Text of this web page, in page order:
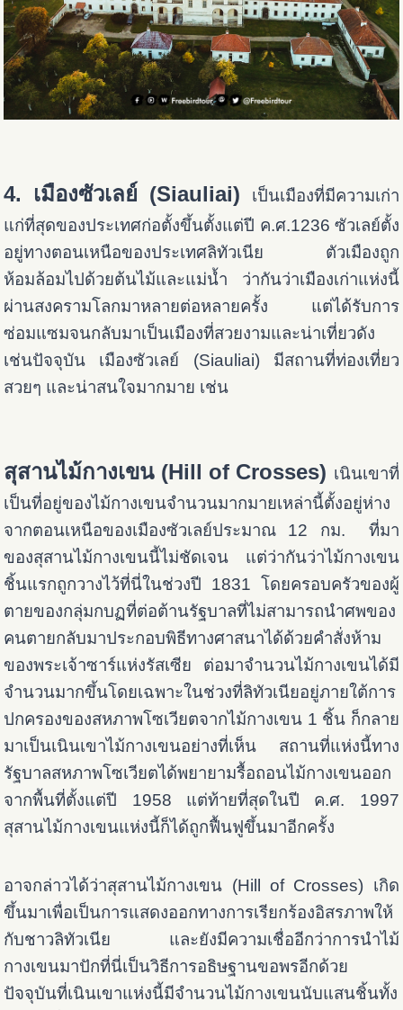
4. เมืองซัวเลย์ (Siauliai) เป็นเมืองที่มีความเก่า
แก่ที่สุดของประเทศก่อตั้งขึ้นตั้งแต่ปี ค.ศ.1236 ซัวเลย์ตั้ง
อยู่ทางตอนเหนือของประเทศลิทัวเนีย ตัวเมืองถูก
ห้อมล้อมไปด้วยต้นไม้และแม่น้ำ ว่ากันว่าเมืองเก่าแห่งนี้
ผ่านสงครามโลกมาหลายต่อหลายครั้ง แต่ได้รับการ
ซ่อมแซมจนกลับมาเป็นเมืองที่สวยงามและน่าเที่ยวดัง
เช่นปัจจุบัน เมืองซัวเลย์ (Siauliai) มีสถานที่ท่องเที่ยว
สวยๆ และน่าสนใจมากมาย เช่น
สุสานไม้กางเขน (Hill of Crosses) เนินเขาที่
เป็นที่อยู่ของไม้กางเขนจำนวนมากมายเหล่านี้ตั้งอยู่ห่าง
จากตอนเหนือของเมืองซัวเลย์ประมาณ 12 กม. ที่มา
ของสุสานไม้กางเขนนี้ไม่ชัดเจน แต่ว่ากันว่าไม้กางเขน
ชิ้นแรกถูกวางไว้ที่นี่ในช่วงปี 1831 โดยครอบครัวของผู้
ตายของกลุ่มกบฏที่ต่อต้านรัฐบาลที่ไม่สามารถนำศพของ
คนตายกลับมาประกอบพิธีทางศาสนาได้ด้วยคำสั่งห้าม
ของพระเจ้าซาร์แห่งรัสเซีย ต่อมาจำนวนไม้กางเขนได้มี
จำนวนมากขึ้นโดยเฉพาะในช่วงที่ลิทัวเนียอยู่ภายใต้การ
ปกครองของสหภาพโซเวียตจากไม้กางเขน 1 ชิ้น ก็กลาย
มาเป็นเนินเขาไม้กางเขนอย่างที่เห็น สถานที่แห่งนี้ทาง
รัฐบาลสหภาพโซเวียตได้พยายามรื้อถอนไม้กางเขนออก
จากพื้นที่ตั้งแต่ปี 1958 แต่ท้ายที่สุดในปี ค.ศ. 1997
สุสานไม้กางเขนแห่งนี้ก็ได้ถูกฟื้นฟูขึ้นมาอีกครั้ง
อาจกล่าวได้ว่าสุสานไม้กางเขน (Hill of Crosses) เกิด
ขึ้นมาเพื่อเป็นการแสดงออกทางการเรียกร้องอิสรภาพให้
กับชาวลิทัวเนีย และยังมีความเชื่ออีกว่าการนำไม้
กางเขนมาปักที่นี่เป็นวิธีการอธิษฐานขอพรอีกด้วย
ปัจจุบันที่เนินเขาแห่งนี้มีจำนวนไม้กางเขนนับแสนชิ้นทั้ง